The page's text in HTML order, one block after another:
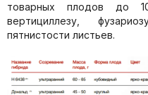
товарных плодов до
вертициллезу,
пятнистости листьев.